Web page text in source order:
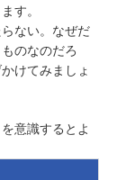
す。
ない。なぜだ
のなのだろ
けてみましょ
意識するとよ